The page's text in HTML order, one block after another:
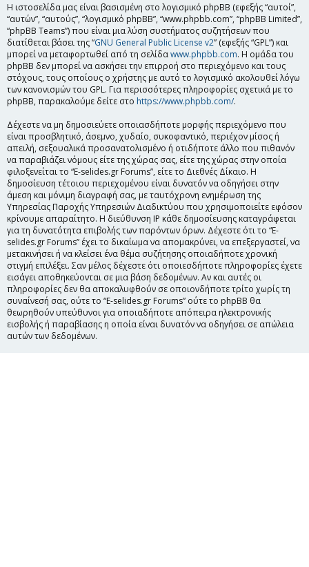
Η ιστοσελίδα μας είναι βασισμένη στο λογισμικό phpBB (εφεξής “αυτοί”,
“αυτών”, “αυτούς”, “λογισμικό phpBB”, “www.phpbb.com”, “phpBB Limited”,
“phpBB Teams”) που είναι μια λύση συστήματος συζητήσεων που
διατίθεται βάσει της “GNU General Public License v2” (εφεξής “GPL”) και
μπορεί να μεταφορτωθεί από τη σελίδαwww.phpbb.com. Η ομάδα του
phpBB δεν μπορεί να ασκήσει την επιρροή στο περιεχόμενο και τους
στόχους, τους οποίους ο χρήστης με αυτό το λογισμικό ακολουθεί λόγω
των κανονισμών του GPL. Για περισσότερες πληροφορίες σχετικά με το
phpBB, παρακαλούμε δείτε στο https://www.phpbb.com/.
Δέχεστε να μη δημοσιεύετε οποιασδήποτε μορφής περιεχόμενο που
είναι προσβλητικό, άσεμνο, χυδαίο, συκοφαντικό, περιέχον μίσος ή
απειλή, σεξουαλικά προσανατολισμένο ή οτιδήποτε άλλο που πιθανόν
να παραβιάζει νόμους είτε της χώρας σας, είτε της χώρας στην οποία
φιλοξενείται το “E-selides.gr Forums”, είτε το Διεθνές Δίκαιο. Η
δημοσίευση τέτοιου περιεχομένου είναι δυνατόν να οδηγήσει στην
άμεση και μόνιμη διαγραφή σας, με ταυτόχρονη ενημέρωση της
Υπηρεσίας Παροχής Υπηρεσιών Διαδικτύου που χρησιμοποιείτε εφόσον
κρίνουμε απαραίτητο. Η διεύθυνση IP κάθε δημοσίευσης καταγράφεται
για τη δυνατότητα επιβολής των παρόντων όρων. Δέχεστε ότι το “E-
selides.gr Forums” έχει το δικαίωμα να απομακρύνει, να επεξεργαστεί, να
μετακινήσει ή να κλείσει ένα θέμα συζήτησης οποιαδήποτε χρονική
στιγμή επιλέξει. Σαν μέλος δέχεστε ότι οποιεσδήποτε πληροφορίες έχετε
εισάγει αποθηκεύονται σε μια βάση δεδομένων. Αν και αυτές οι
πληροφορίες δεν θα αποκαλυφθούν σε οποιονδήποτε τρίτο χωρίς τη
συναίνεσή σας, ούτε το “E-selides.gr Forums” ούτε το phpBB θα
θεωρηθούν υπεύθυνοι για οποιαδήποτε απόπειρα ηλεκτρονικής
εισβολής ή παραβίασης η οποία είναι δυνατόν να οδηγήσει σε απώλεια
αυτών των δεδομένων.